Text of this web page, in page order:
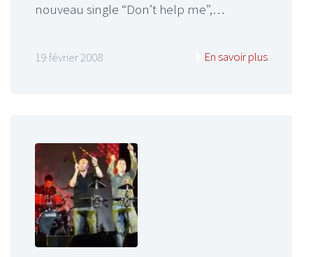
nouveau single “Don’t help me”,…
19 février 2008 En savoir plus